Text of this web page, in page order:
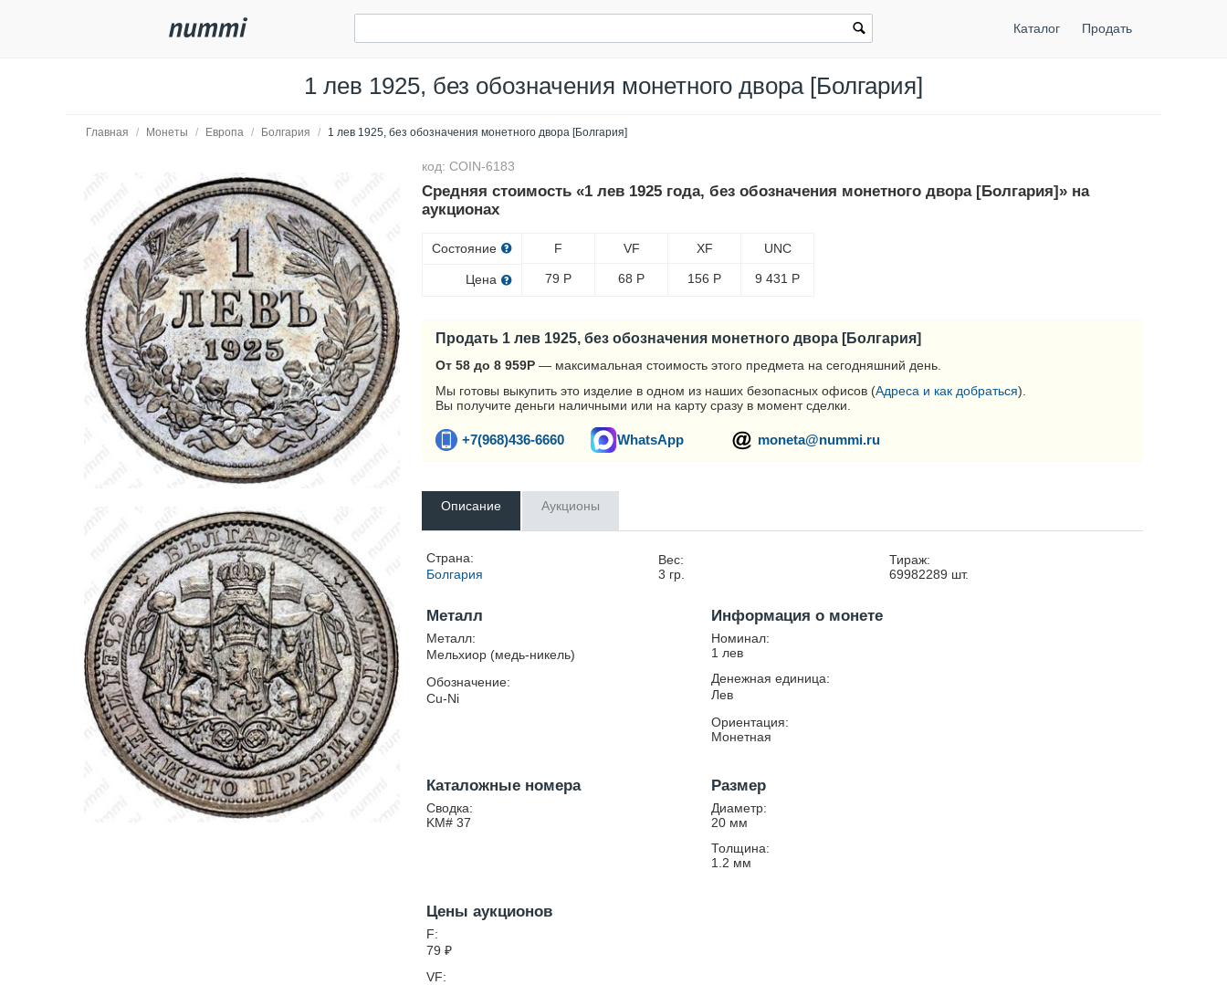
Каталог Продать
1 лев 1925, без обозначения монетного двора [Болгария]
Главная / Монеты / Европа / Болгария / 1 лев 1925, без обозначения монетного двора [Болгария]
код: COIN-6183
Средняя стоимость «1 лев 1925 года, без обозначения монетного двора [Болгария]» на
аукционах
Состояние
Цена
F
79 Р
VF
68 Р
XF
156 Р
UNC
9 431 Р
Продать 1 лев 1925, без обозначения монетного двора [Болгария]
От 58 до 8 959Р — максимальная стоимость этого предмета на сегодняшний день.
Мы готовы выкупить это изделие в одном из наших безопасных офисов (Адреса и как добраться).
Вы получите деньги наличными или на карту сразу в момент сделки.
+7(968)436-6660 WhatsApp moneta@nummi.ru
Описание Аукционы
Страна:
Болгария
Вес:
3 гр.
Тираж:
69982289 шт.
Металл
Металл:
Мельхиор (медь-никель)
Обозначение:
Cu-Ni
Информация о монете
Номинал:
1 лев
Денежная единица:
Лев
Ориентация:
Монетная
Каталожные номера
Сводка:
KM# 37
Размер
Диаметр:
20 мм
Толщина:
1.2 мм
Цены аукционов
F:
79 ₽
VF: